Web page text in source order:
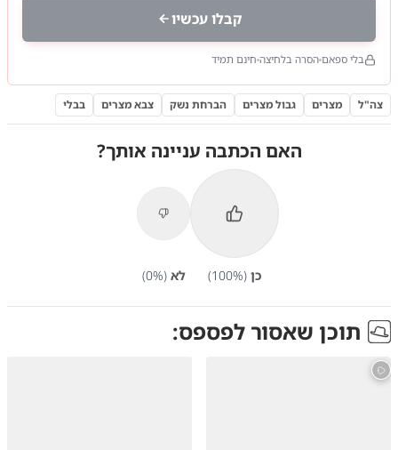
קבלו עכשיו
בלי ספאם הסרה בלחיצה חינם תמיד
צה"ל מצרים גבול מצרים הברחת נשק צבא מצרים בבלי
האם הכתבה עניינה אותך?
כן (
100%) לא (
0%)
תוכן שאסור לפספס: